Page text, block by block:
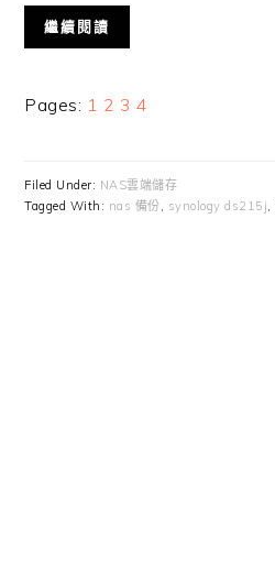
繼續閱讀
Pages: Page
1 Page
2 Page
3 Page
4
Filed Under: NAS雲端儲存
Tagged With: nas 備份 synology ds215j